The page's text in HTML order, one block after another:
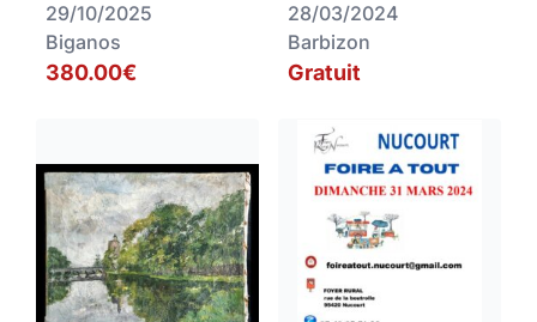
29/10/2025
Biganos
380.00€
28/03/2024
Barbizon
Gratuit